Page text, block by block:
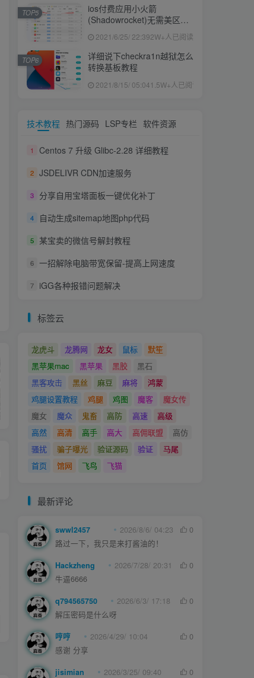
腿子设置操作和注意事项
久草cms影院,上传即用的x站影视系统
ios付费应用小火箭
(Shadowrocket)无需美区苹
2021/6/25/ 22:392W+人已阅读
TOP5
详细说下checkra1n越狱怎么
转换基板教程
2021/8/15/ 05:04 1.5W+人已阅读
TOP6
技术教程 热门源码 LSP专栏 软件资源
1 Centos 7 升级 Glibc-2.28 详细教程
2 JSDELIVR CDN加速服务
3 分享自用宝塔面板一键优化补丁
4 自动生成sitemap地图php代码
5 某宝卖的微信号解封教程
6 一招解除电脑带宽保留-提高上网速度
7 iGG各种报错问题解决
标签云
龙虎斗 龙腾网 龙女 鼠标
默笙
黑苹果mac
黑苹果 黑胶
黑石
黑客攻击
黑丝 麻豆 麻将
鸿蒙
鸡腿设置教程
鸡腿 鸡图 魔客
魔女传
魔女
魔众 鬼畜 高防 高速
高级
高然
高清 高手 高大 高佣联盟
高仿
骚扰
骗子曝光 验证源码 验证
马尾
首页
馆网 飞鸟 飞猫
最新评论
swwl2457 2026/8/6/ 04:23
0
路过一下，我只是来打酱油的！
Hackzheng 2026/7/28/ 20:31
0
牛逼6666
q794565750 2026/6/3/ 17:18
0
解压密码是什么呀
哼哼 2026/4/29/ 10:04
0
感谢 分享
jisimian 2026/3/25/ 09:40
0